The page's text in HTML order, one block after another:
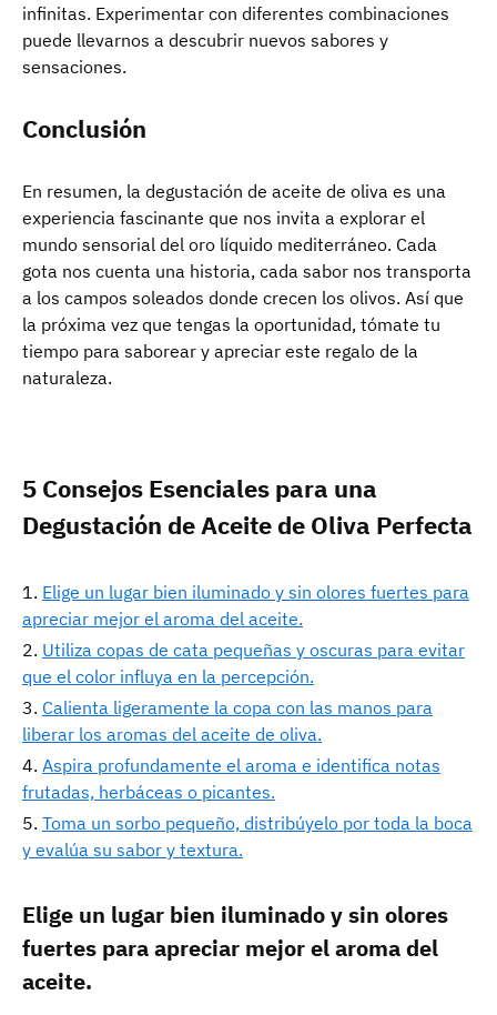
infinitas. Experimentar con diferentes combinaciones
puede llevarnos a descubrir nuevos sabores y
sensaciones.
Conclusión
En resumen, la degustación de aceite de oliva es una
experiencia fascinante que nos invita a explorar el
mundo sensorial del oro líquido mediterráneo. Cada
gota nos cuenta una historia, cada sabor nos transporta
a los campos soleados donde crecen los olivos. Así que
la próxima vez que tengas la oportunidad, tómate tu
tiempo para saborear y apreciar este regalo de la
naturaleza.
5 Consejos Esenciales para una
Degustación de Aceite de Oliva Perfecta
Elige un lugar bien iluminado y sin olores fuertes para
apreciar mejor el aroma del aceite.
Utiliza copas de cata pequeñas y oscuras para evitar
que el color influya en la percepción.
Calienta ligeramente la copa con las manos para
liberar los aromas del aceite de oliva.
Aspira profundamente el aroma e identifica notas
frutadas, herbáceas o picantes.
Toma un sorbo pequeño, distribúyelo por toda la boca
y evalúa su sabor y textura.
Elige un lugar bien iluminado y sin olores
fuertes para apreciar mejor el aroma del
aceite.